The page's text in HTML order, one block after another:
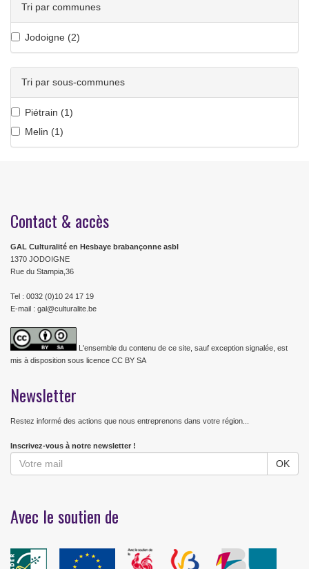
Tri par communes
Jodoigne (2)
Tri par sous-communes
Piétrain (1)
Melin (1)
Contact & accès
GAL Culturalité en Hesbaye brabançonne asbl
1370 JODOIGNE
Rue du Stampia,36
Tel : 0032 (0)10 24 17 19
E-mail : gal@culturalite.be
L'ensemble du contenu de ce site, sauf exception signalée, est
mis à disposition sous licence CC BY SA
Newsletter
Restez informé des actions que nous entreprenons dans votre région...
Inscrivez-vous à notre newsletter !
Avec le soutien de